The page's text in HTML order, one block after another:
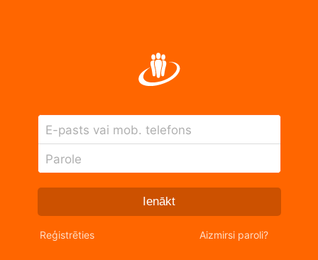
E-pasts vai mob. telefons
Parole
Ienākt
Reģistrēties Aizmirsi paroli?